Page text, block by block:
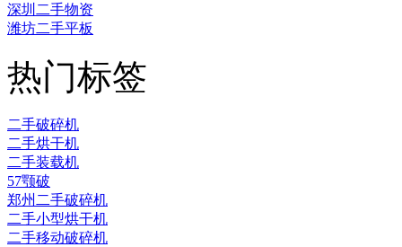
深圳二手物资
潍坊二手平板
热门标签
二手破碎机
二手烘干机
二手装载机
57颚破
郑州二手破碎机
二手小型烘干机
二手移动破碎机